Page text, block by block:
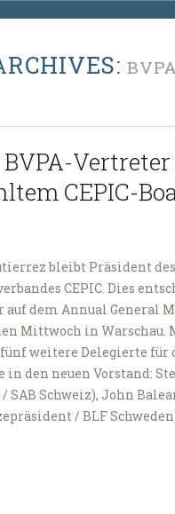
BVPA-
CEPIC-
bleibt Präsident
CEPIC. Dies
dem Annual General
Mittwoch in Warschau.
weitere Delegierte für
in den neuen Vorstand:
SAB Schweiz), John
/ BLF